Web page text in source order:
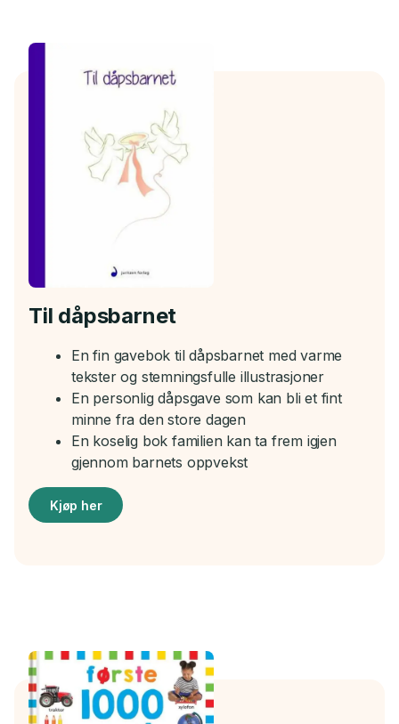
Til dåpsbarnet
En fin gavebok til dåpsbarnet med varme
tekster og stemningsfulle illustrasjoner
En personlig dåpsgave som kan bli et fint
minne fra den store dagen
En koselig bok familien kan ta frem igjen
gjennom barnets oppvekst
Kjøp her